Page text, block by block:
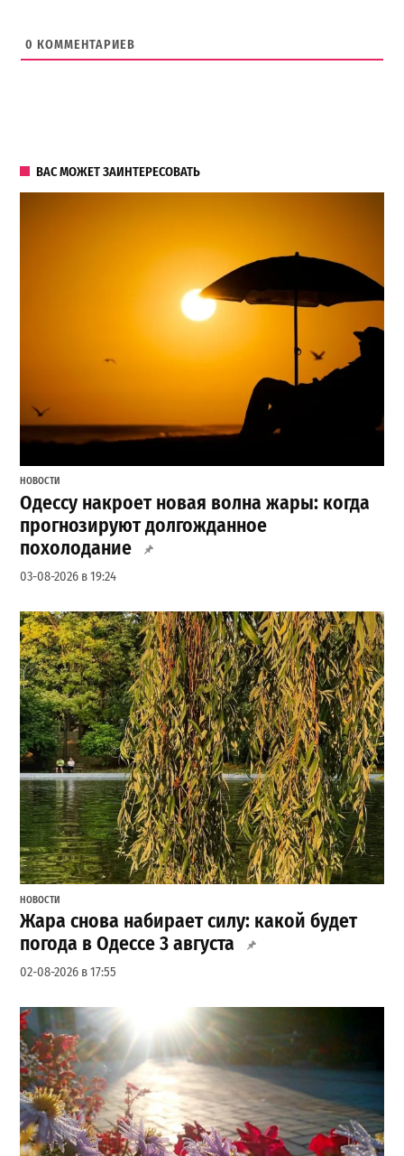
0 КОММЕНТАРИЕВ
ВАС МОЖЕТ ЗАИНТЕРЕСОВАТЬ
НОВОСТИ
Одессу накроет новая волна жары: когда
прогнозируют долгожданное
похолодание
03-08-2026 в 19:24
НОВОСТИ
Жара снова набирает силу: какой будет
погода в Одессе 3 августа
02-08-2026 в 17:55